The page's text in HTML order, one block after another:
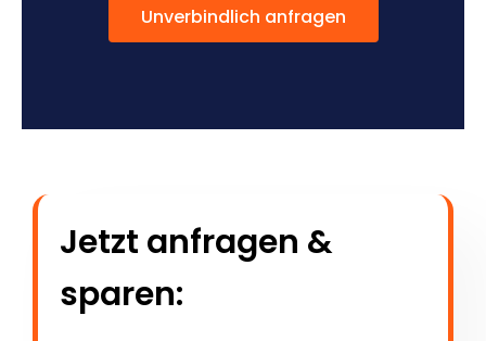
Unverbindlich anfragen
Jetzt anfragen &
sparen: